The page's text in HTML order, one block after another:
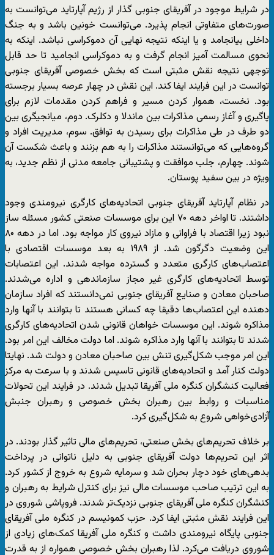
در شرایط موجود در آفریقای جنوبی گذار از رژیم آپارتاید می‌توانست به
صورت‌های متفاوتی انجام پذیرد. می‌توانست خونین باشد و به جنگ
داخلی بیانجامد و یا اینکه نتیجه نهایی آن دموکراسی نباشد. اینکه به
نحوی مسالمت آمیز انجام گرفت و به دموکراسی انجامید تا حد قابل
توجهی نتیجه نقش مثبتی است که بخش خصوصی آفریقای جنوبی
توانست در این فرایند ایفا کند. این نقش در چهار عرصه بسیار برجسته
بود. نخست، هموار کردن مسیر و فراهم کردن مقدمات لازم برای
پاگیری و آغاز رسمی مذاکرات بین ماندلا و دکلرک. دوم، میانجیگری بین
دو طرف در طی مذاکرات برای رسیدن به توافق. سوم، مدیریت افراد و
گروه‌هایی که می‌توانستند مذاکرات را به هم بزنند و باعث شکست آن
شوند. چهارم، جلب موافقت و پشتیبانی جامعه مدنی از نظم جدید، به
ویژه در بین سفید پوستان.
در نظام آپارتاید آفریقای جنوبی اتحادیه‌های کارگری نیرومندی وجود
داشتند. تا اواخر دهه ۷۰ این برای موسسات صنعتی کشور مسئله ساز
نبود زیرا اقتصاد با فراوانی و مازاد نیروی کار مواجه بود. اما در دهه ۸۰
این وضعیت دگرگون شد. از ۱۹۸۹ به بعد موسسات اقتصادی با
اعتصاب‌های کارگری متعدد و گسترده مواجه شدند. این اعتصابات
توسط اتحادیه‌های کارگری غیر مجاز سازماندهی و اداره می‌شدند.
صاحبان معادن و صنایع آفریقای جنوبی نمی‌دانستند که افراد سازمان
دهنده این اعتصاب‌ها دقیقا چه کسانی هستند تا بتوانند با آنها وارد
مذاکره شوند. این موسسات خواهان قانونی شدن اتحادیه‌های کارگری
شدند تا بتوانند با آنها وارد مذاکره شوند. اما دولت مخالف این امر بود.
این امر موجب شکل‌گیری تنش بین صاحبان معادن و دولت شد. نهایتا
دولت کنار آمد و اتحادیه‌های قانونی تاسیس شدند و با سرعت به مرکز
فعالیت کنشگران کنگره ملی آفریقا تبدیل شدند. در فرایند این تحولات
مناسبات و روابط بین رهبران بخش خصوصی و رهبران جنبش
آزادی‌خواهی شروع به شکل‌گیری کرد.
بر خلاف تحریم‌های بخش صنعتی، تحریم‌های مالی تاثیر گذار بودند. در
اثر این تحریم‌ها دولت آفریقای جنوبی به دلیل ناتوانی در پرداخت
بدهی‌های خود دچار بحران شد و سرمایه شروع به خروج از کشور کرد.
به این ترتیب صاحب موسسات مالی نیز برای کنترل شرایط به رهبران و
کنشگران کنگره ملی آفریقای جنوبی نزدیک‌تر شدند. فروپاشی شوروی در
این فرایند نقش مثبتی ایفا کرد. حزب کمونیسم در کنگره ملی آفریقای
جنوبی پایگاه نیرومندی داشت و کنگره ملی آفریقا کمک‌های زیادی از
شوروی دریافت می‌کرد. لذا رهبران بخش خصوصی همواره از به قدرت